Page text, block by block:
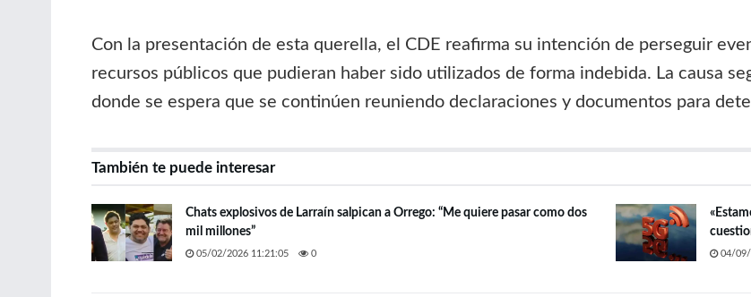
Con la presentación de esta querella, el CDE reafirma su intención de perseguir
recursos públicos que pudieran haber sido utilizados de forma indebida. La causa
donde se espera que se continúen reuniendo declaraciones y documentos para
También te puede interesar
Chats explosivos de Larraín salpican a Orrego: “Me quiere pasar como dos
mil millones”
05/02/2026 11:21:05 0 04/09/